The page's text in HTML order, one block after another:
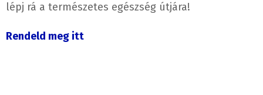
lépj rá a természetes egészség útjára!
Rendeld meg itt